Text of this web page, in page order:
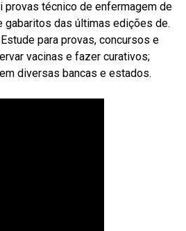
provas técnico de enfermagem de
gabaritos das últimas edições de.
para provas, concursos e
vacinas e fazer curativos;
diversas bancas e estados.